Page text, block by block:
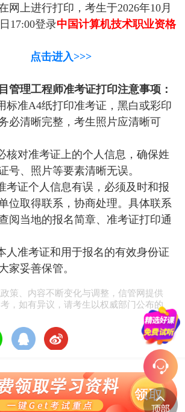
网上进行打印，考生于2026年10月
17:00登录中国计算机技术职业资格
点击进入>>>
管理工程师准考证打印注意事项：
标准A4纸打印准考证，黑白或彩印
必清晰完整，考生照片应清晰可
核对准考证上的个人信息，确保姓
号、照片等要素清晰无误。
考证个人信息有误，必须及时和报
位取得联系，协商处理。具体联系
阅当地的报名简章、准考证打印通
人准考证和用于报名的有效身份证
家妥善保管。
策、内容不断变化与调整，信管网提供
，如有异议，请考生以权威部门公布的